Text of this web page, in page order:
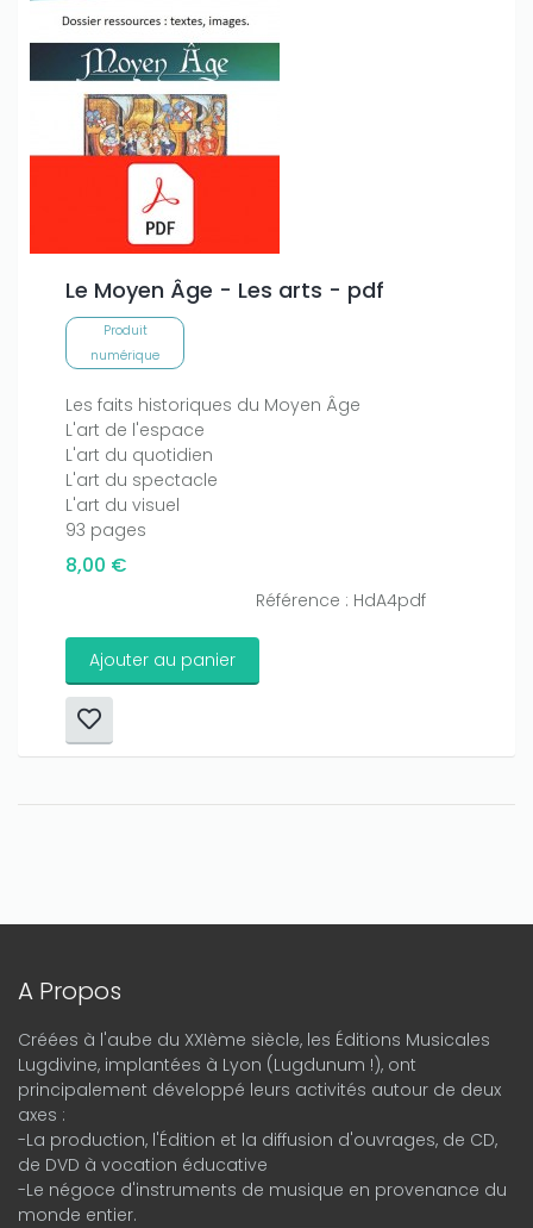
Le Moyen Âge - Les arts - pdf
Produit
numérique
Les faits historiques du Moyen Âge
L'art de l'espace
L'art du quotidien
L'art du spectacle
L'art du visuel
93 pages
8,00 €
Référence : HdA4pdf
Ajouter au panier
A Propos
Créées à l'aube du XXIème siècle, les Éditions Musicales
Lugdivine, implantées à Lyon (Lugdunum !), ont
principalement développé leurs activités autour de deux
axes :
-La production, l'Édition et la diffusion d'ouvrages, de CD,
de DVD à vocation éducative
-Le négoce d'instruments de musique en provenance du
monde entier.